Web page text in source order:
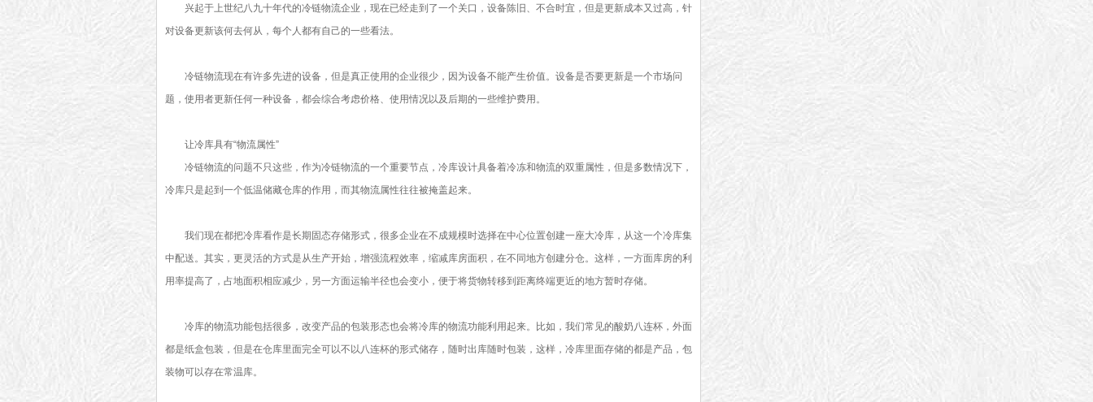
兴起于上世纪八九十年代的冷链物流企业，现在已经走到了一个关口，设备陈旧、不合时宜，但是更新成本又过高，针
对设备更新该何去何从，每个人都有自己的一些看法。
冷链物流现在有许多先进的设备，但是真正使用的企业很少，因为设备不能产生价值。设备是否要更新是一个市场问
题，使用者更新任何一种设备，都会综合考虑价格、使用情况以及后期的一些维护费用。
让冷库具有“物流属性”
冷链物流的问题不只这些，作为冷链物流的一个重要节点，冷库设计具备着冷冻和物流的双重属性，但是多数情况下，
冷库只是起到一个低温储藏仓库的作用，而其物流属性往往被掩盖起来。
我们现在都把冷库看作是长期固态存储形式，很多企业在不成规模时选择在中心位置创建一座大冷库，从这一个冷库集
中配送。其实，更灵活的方式是从生产开始，增强流程效率，缩减库房面积，在不同地方创建分仓。这样，一方面库房的利
用率提高了，占地面积相应减少，另一方面运输半径也会变小，便于将货物转移到距离终端更近的地方暂时存储。
冷库的物流功能包括很多，改变产品的包装形态也会将冷库的物流功能利用起来。比如，我们常见的酸奶八连杯，外面
都是纸盒包装，但是在仓库里面完全可以不以八连杯的形式储存，随时出库随时包装，这样，冷库里面存储的都是产品，包
装物可以存在常温库。